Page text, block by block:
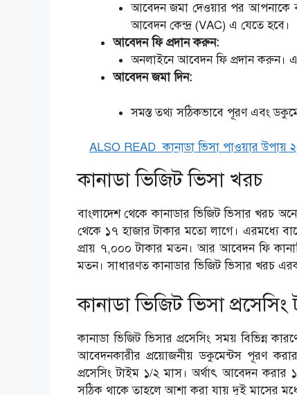
আবেদন জমা দেওয়ার পর আপনাকে
আবেদন কেন্দ্র (VAC) এ যেতে হবে।
আবেদন ফি প্রদান করুন:
অনলাইনে আবেদন ফি প্রদান করুন।
আবেদন জমা দিন:
সমস্ত তথ্য সঠিকভাবে পূরণ এবং
ALSO READ কানাডা ভিসা পাওয়ার উপায়
কানাডা ভিজিট ভিসা খরচ
বাংলাদেশ থেকে কানাডার ভিজিট ভিসার খরচ
থেকে ১৭ হাজার টাকার মতো লাগে। এরমধ্যে
প্রায় ৭,০০০ টাকার মতন। আর আবেদন ফি
মতন। সাধারণত কানাডার ভিজিট ভিসার খরচ
কানাডা ভিজিট ভিসা প্রসেসিং
কানাডা ভিজিট ভিসার প্রসেসিং সময় বিভিন্ন
আবেদনকারীর প্রয়োজনীয় ডকুমেন্টস পূরণ
প্রসেসিং টাইম ১/২ মাস। অর্থাৎ আবেদন করার
সঠিক থাকে তাহলে আশা করা যায় দুই মাসের